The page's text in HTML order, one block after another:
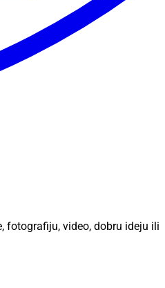
fotografiju, video, dobru ideju ili